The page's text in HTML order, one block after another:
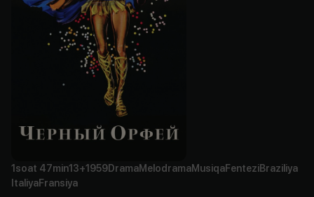
1soat 47min13+1959DramaMelodramaMusiqaFenteziBraziliya
ItaliyaFransiya